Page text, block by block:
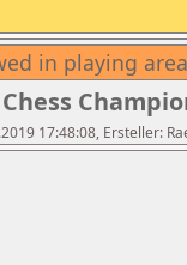
in playing area
17:48:08, Ersteller: